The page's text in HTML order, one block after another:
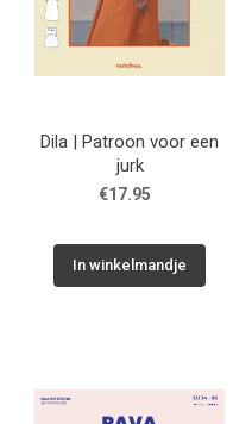
Dila | Patroon voor een
jurk
€17.95
In winkelmandje